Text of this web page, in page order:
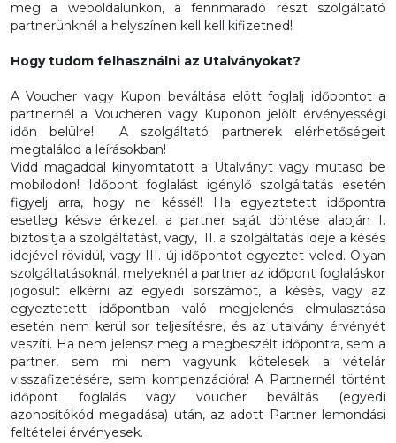
meg a weboldalunkon, a fennmaradó részt szolgáltató
partnerünknél a helyszínen kell kell kifizetned!
Hogy tudom felhasználni az Utalványokat?
A Voucher vagy Kupon beváltása elött foglalj időpontot a
partnernél a Voucheren vagy Kuponon jelölt érvényességi
időn belülre! A szolgáltató partnerek elérhetőségeit
megtalálod a leírásokban!
Vidd magaddal kinyomtatott a Utalványt vagy mutasd be
mobilodon! Időpont foglalást igénylő szolgáltatás esetén
figyelj arra, hogy ne késsél! Ha egyeztetett időpontra
esetleg késve érkezel, a partner saját döntése alapján I.
biztosítja a szolgáltatást, vagy, II. a szolgáltatás ideje a késés
idejével rövidül, vagy III. új időpontot egyeztet veled. Olyan
szolgáltatásoknál, melyeknél a partner az időpont foglaláskor
jogosult elkérni az egyedi sorszámot, a késés, vagy az
egyeztetett időpontban való megjelenés elmulasztása
esetén nem kerül sor teljesítésre, és az utalvány érvényét
veszíti. Ha nem jelensz meg a megbeszélt időpontra, sem a
partner, sem mi nem vagyunk kötelesek a vételár
visszafizetésére, sem kompenzációra! A Partnernél történt
időpont foglalás vagy voucher beváltás (egyedi
azonosítókód megadása) után, az adott Partner lemondási
feltételei érvényesek.